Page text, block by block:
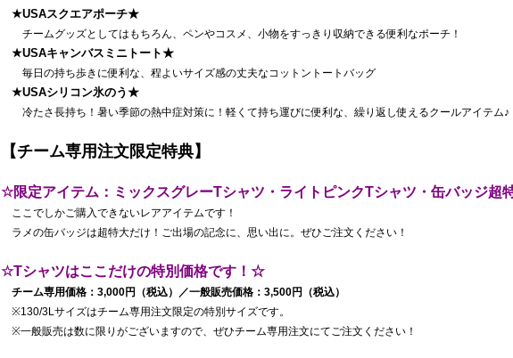
★USAスクエアポーチ★
チームグッズとしてはもちろん、ペンやコスメ、小物をすっきり収納できる便利なポーチ！
★USAキャンバスミニトート★
毎日の持ち歩きに便利な、程よいサイズ感の丈夫なコットントートバッグ
★USAシリコン氷のう★
冷たさ長持ち！暑い季節の熱中症対策に！軽くて持ち運びに便利な、繰り返し使えるクールアイテム♪
【チーム専用注文限定特典】
☆限定アイテム：ミックスグレーTシャツ・ライトピンクTシャツ・缶バッジ超
ここでしかご購入できないレアアイテムです！
ラメの缶バッジは超特大だけ！ご出場の記念に、思い出に。ぜひご注文ください！
☆Tシャツはここだけの特別価格です！☆
チーム専用価格：3,000円（税込）／一般販売価格：3,500円（税込）
※130/3Lサイズはチーム専用注文限定の特別サイズです。
※一般販売は数に限りがございますので、ぜひチーム専用注文にてご注文ください！